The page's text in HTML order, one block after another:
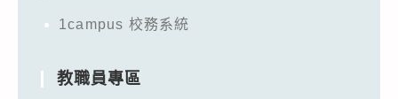
1campus 校務系統
教職員專區